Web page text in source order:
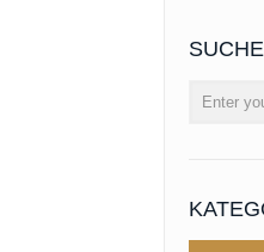
SUCHE